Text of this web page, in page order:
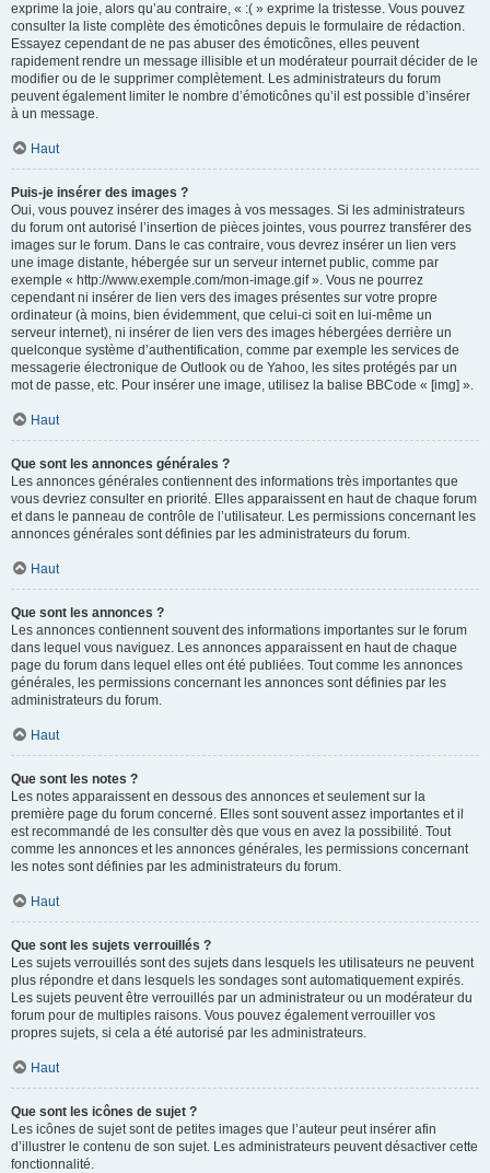
exprime la joie, alors qu’au contraire, « :( » exprime la tristesse. Vous pouvez
consulter la liste complète des émoticônes depuis le formulaire de rédaction.
Essayez cependant de ne pas abuser des émoticônes, elles peuvent
rapidement rendre un message illisible et un modérateur pourrait décider de le
modifier ou de le supprimer complètement. Les administrateurs du forum
peuvent également limiter le nombre d’émoticônes qu’il est possible d’insérer
à un message.
Haut
Puis-je insérer des images ?
Oui, vous pouvez insérer des images à vos messages. Si les administrateurs
du forum ont autorisé l’insertion de pièces jointes, vous pourrez transférer des
images sur le forum. Dans le cas contraire, vous devrez insérer un lien vers
une image distante, hébergée sur un serveur internet public, comme par
exemple « http://www.exemple.com/mon-image.gif ». Vous ne pourrez
cependant ni insérer de lien vers des images présentes sur votre propre
ordinateur (à moins, bien évidemment, que celui-ci soit en lui-même un
serveur internet), ni insérer de lien vers des images hébergées derrière un
quelconque système d’authentification, comme par exemple les services de
messagerie électronique de Outlook ou de Yahoo, les sites protégés par un
mot de passe, etc. Pour insérer une image, utilisez la balise BBCode « [img] ».
Haut
Que sont les annonces générales ?
Les annonces générales contiennent des informations très importantes que
vous devriez consulter en priorité. Elles apparaissent en haut de chaque forum
et dans le panneau de contrôle de l’utilisateur. Les permissions concernant les
annonces générales sont définies par les administrateurs du forum.
Haut
Que sont les annonces ?
Les annonces contiennent souvent des informations importantes sur le forum
dans lequel vous naviguez. Les annonces apparaissent en haut de chaque
page du forum dans lequel elles ont été publiées. Tout comme les annonces
générales, les permissions concernant les annonces sont définies par les
administrateurs du forum.
Haut
Que sont les notes ?
Les notes apparaissent en dessous des annonces et seulement sur la
première page du forum concerné. Elles sont souvent assez importantes et il
est recommandé de les consulter dès que vous en avez la possibilité. Tout
comme les annonces et les annonces générales, les permissions concernant
les notes sont définies par les administrateurs du forum.
Haut
Que sont les sujets verrouillés ?
Les sujets verrouillés sont des sujets dans lesquels les utilisateurs ne peuvent
plus répondre et dans lesquels les sondages sont automatiquement expirés.
Les sujets peuvent être verrouillés par un administrateur ou un modérateur du
forum pour de multiples raisons. Vous pouvez également verrouiller vos
propres sujets, si cela a été autorisé par les administrateurs.
Haut
Que sont les icônes de sujet ?
Les icônes de sujet sont de petites images que l’auteur peut insérer afin
d’illustrer le contenu de son sujet. Les administrateurs peuvent désactiver cette
fonctionnalité.